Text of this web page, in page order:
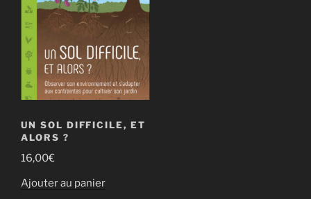
UN SOL DIFFICILE, ET
ALORS ?
16,00€
Ajouter au panier